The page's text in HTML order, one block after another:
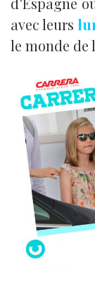
avec leurs
le monde de